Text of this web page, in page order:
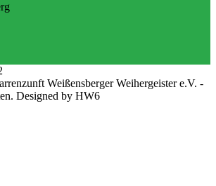
Weißensberger Weihergeister e.V. -
Designed by HW6